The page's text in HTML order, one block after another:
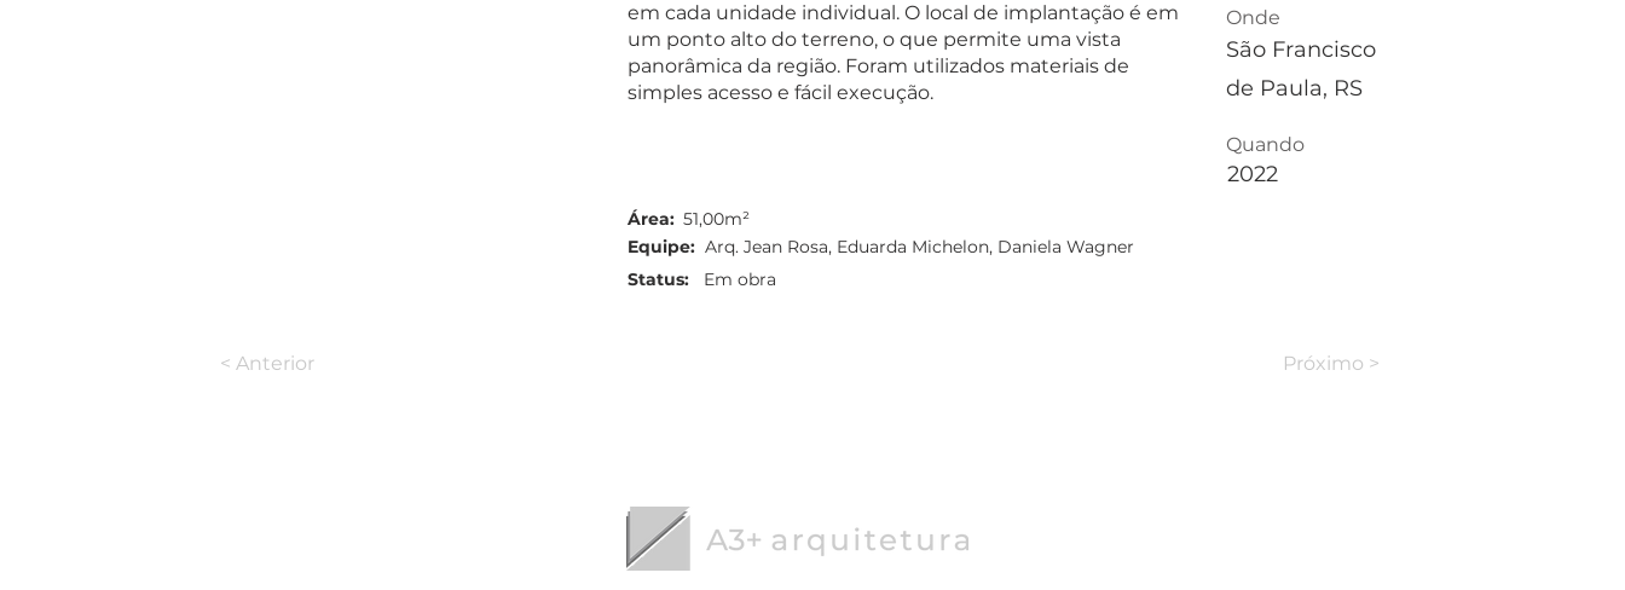
em cada unidade individual. O local de implantação é em
um ponto alto do terreno, o que permite uma vista
panorâmica da região. Foram utilizados materiais de
simples acesso e fácil execução.
Onde
São Francisco
de Paula, RS
Quando
2022
Área: 51,00m²
Equipe: Arq. Jean Rosa, Eduarda Michelon, Daniela Wagner
Status:
Em obra
< Anterior Próximo >